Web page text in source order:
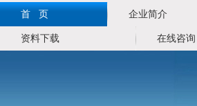
首 页 企业简介
资料下载 在线咨询